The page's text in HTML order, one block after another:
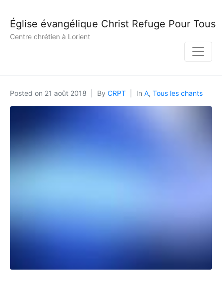
Église évangélique Christ Refuge Pour Tous
Centre chrétien à Lorient
Posted on 21 août 2018 By CRPT In A, Tous les chants